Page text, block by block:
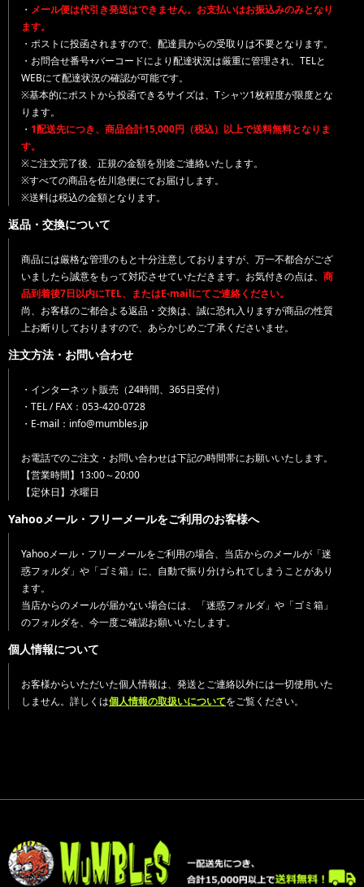
・ メール便は代引き発送はできません。お支払いはお振込みのみとなり
ます。
・ポストに投函されますので、配達員からの受取りは不要となります。
・お問合せ番号+バーコードにより配達状況は厳重に管理され、TELと
WEBにて配達状況の確認が可能です。
※基本的にポストから投函できるサイズは、Tシャツ1枚程度が限度とな
ります。
・ 1配送先につき、商品合計15,000円（税込）以上で送料無料となりま
す。
※ご注文完了後、正規の金額を別途ご連絡いたします。
※すべての商品を佐川急便にてお届けします。
※送料は税込の金額となります。
返品・交換について
商品には厳格な管理のもと十分注意しておりますが、万一不都合がござ
いましたら誠意をもって対応させていただきます。お気付きの点は、 商
品到着後7日以内にTEL、またはE-mailにてご連絡ください。
尚、お客様のご都合よる返品・交換は、誠に恐れ入りますが商品の性質
上お断りしておりますので、あらかじめご了承くださいませ。
注文方法・お問い合わせ
・インターネット販売（24時間、365日受付）
・TEL / FAX：053-420-0728
・E-mail：info@mumbles.jp
お電話でのご注文・お問い合わせは下記の時間帯にお願いいたします。
【営業時間】13:00～20:00
【定休日】水曜日
Yahooメール・フリーメールをご利用のお客様へ
Yahooメール・フリーメールをご利用の場合、当店からのメールが「迷
惑フォルダ」や「ゴミ箱」に、自動で振り分けられてしまうことがあり
ます。
当店からのメールが届かない場合には、「迷惑フォルダ」や「ゴミ箱」
のフォルダを、今一度ご確認お願いいたします。
個人情報について
お客様からいただいた個人情報は、発送とご連絡以外には一切使用いた
しません。詳しくは個人情報の取扱いについてをご覧ください。